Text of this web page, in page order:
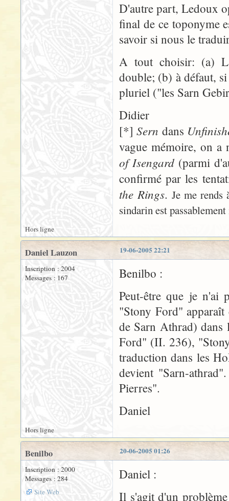
D'autre part, Ledoux
final de ce toponyme
savoir si nous le
A tout choisir: (a)
double; (b) à défaut,
pluriel ("les Sarn
Didier
[*]Sern dans
vague mémoire, on
of Isengard (parmi
confirmé par les
the Rings. Je me
sindarin est
Hors ligne
19-06-2005 22:21
Daniel Lauzon
Inscription : 2004
Messages : 167
Benilbo :
Peut-être que je n'ai
"Stony Ford"
de Sarn Athrad)
Ford" (II. 236),
traduction dans les
devient "Sarn-
Pierres".
Daniel
Hors ligne
20-06-2005 01:26
Benilbo
Inscription : 2000
Messages : 284
Site Web
Daniel :
Il s'agit d'un